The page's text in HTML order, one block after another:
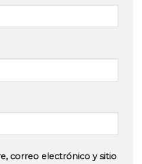
correo electrónico y sitio